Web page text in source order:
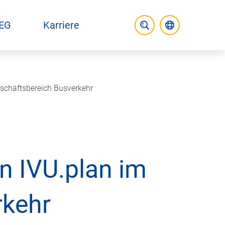
Karriere
Aktuelle
Suche öffnen
Busverkehr
IVU.plan im